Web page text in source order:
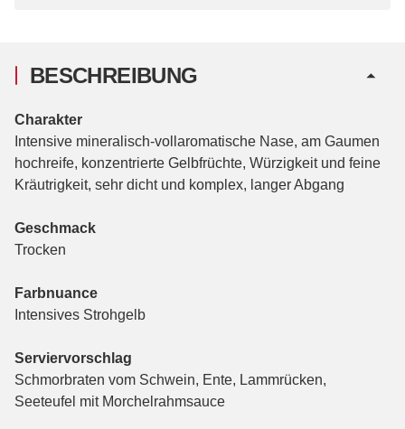
BESCHREIBUNG
Charakter
Intensive mineralisch-vollaromatische Nase, am Gaumen
hochreife, konzentrierte Gelbfrüchte, Würzigkeit und feine
Kräutrigkeit, sehr dicht und komplex, langer Abgang
Geschmack
Trocken
Farbnuance
Intensives Strohgelb
Serviervorschlag
Schmorbraten vom Schwein, Ente, Lammrücken,
Seeteufel mit Morchelrahmsauce